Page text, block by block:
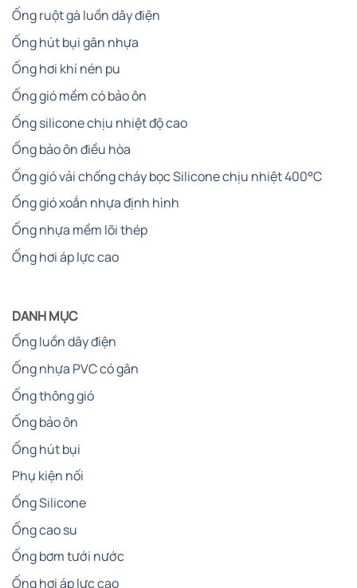
Ống ruột gà luồn dây điện
Ống hút bụi gân nhựa
Ống hơi khí nén pu
Ống gió mềm có bảo ôn
Ống silicone chịu nhiệt độ cao
Ống bảo ôn điều hòa
Ống gió vải chống cháy bọc Silicone chịu nhiệt 400°C
Ống gió xoắn nhựa định hình
Ống nhựa mềm lõi thép
Ống hơi áp lực cao
DANH MỤC
Ống luồn dây điện
Ống nhựa PVC có gân
Ống thông gió
Ống bảo ôn
Ống hút bụi
Phụ kiện nối
Ống Silicone
Ống cao su
Ống bơm tưới nước
Ống hơi áp lực cao